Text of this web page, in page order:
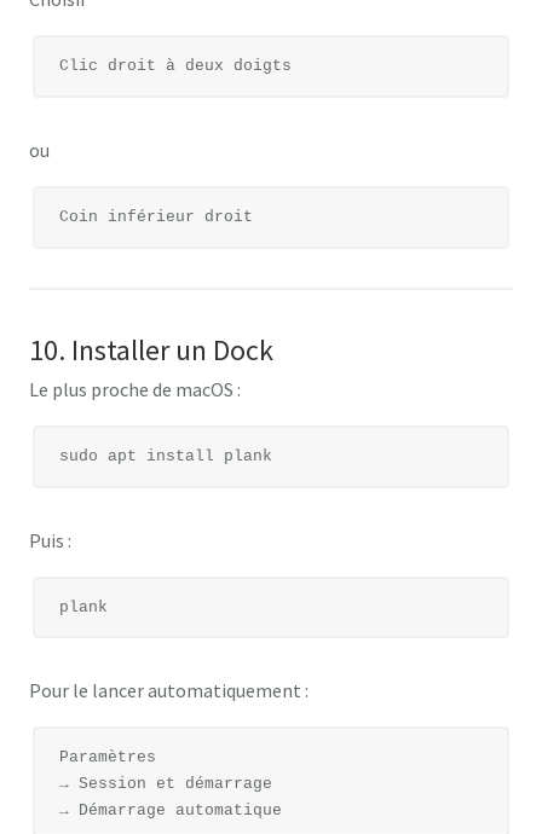
ou
10. Installer un Dock
Le plus proche de macOS :
Puis :
Pour le lancer automatiquement :
Paramètres
→ Session et démarrage